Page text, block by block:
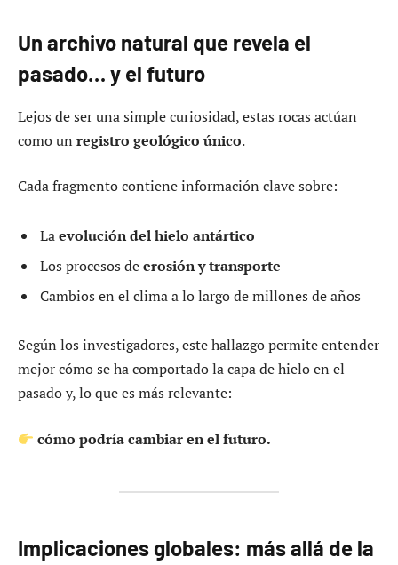
Un archivo natural que revela el
pasado… y el futuro
Lejos de ser una simple curiosidad, estas rocas actúan
como un registro geológico único.
Cada fragmento contiene información clave sobre:
Laevolución del hielo antártico
Los procesos deerosión y transporte
Cambios en el clima a lo largo de millones de años
Según los investigadores, este hallazgo permite entender
mejor cómo se ha comportado la capa de hielo en el
pasado y, lo que es más relevante:
cómo podría cambiar en el futuro.
Implicaciones globales: más allá de la